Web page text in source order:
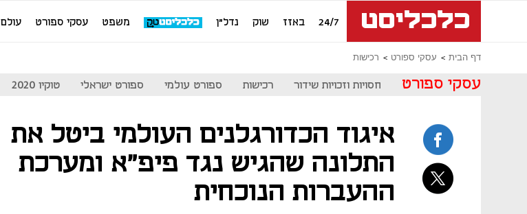
24/7 באזז שוק נדל"ן משפט עסקי ספורט עולם
דף הבית עסקי ספורט רכישות
עסקי ספורט חסויות וזכויות שידור רכישות ספורט עולמי ספורט ישראלי טוקיו 2020
איגוד הכדורגלנים העולמי ביטל את
התלונה שהגיש נגד פיפ"א ומערכת
ההעברות הנוכחית